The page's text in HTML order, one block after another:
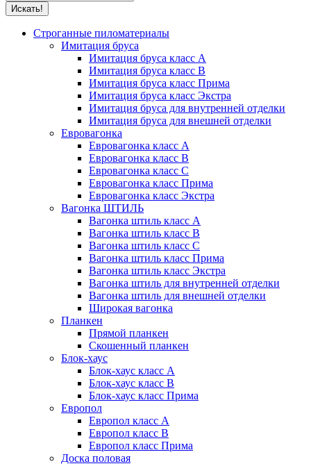
Строганные пиломатериалы
Имитация бруса
Имитация бруса класс А
Имитация бруса класс B
Имитация бруса класс Прима
Имитация бруса класс Экстра
Имитация бруса для внутренней отделки
Имитация бруса для внешней отделки
Евровагонка
Евровагонка класс А
Евровагонка класс B
Евровагонка класс C
Евровагонка класс Прима
Евровагонка класс Экстра
Вагонка ШТИЛЬ
Вагонка штиль класс А
Вагонка штиль класс B
Вагонка штиль класс C
Вагонка штиль класс Прима
Вагонка штиль класс Экстра
Вагонка штиль для внутренней отделки
Вагонка штиль для внешней отделки
Широкая вагонка
Планкен
Прямой планкен
Скошенный планкен
Блок-хаус
Блок-хаус класс А
Блок-хаус класс B
Блок-хаус класс Прима
Европол
Европол класс А
Европол класс B
Европол класс Прима
Доска половая